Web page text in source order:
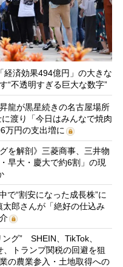
経済効果494億円」の大きな
“不透明すぎる巨大な数字”
龍が黒星続きの名古屋場所
渡り「今日はみんなで焼肉
円の支出増に
を解剖》三菱商事、三井物
早大・慶大で約6割」の現
で“割安になった成長株”に
郎さんが「絶好の仕込み
グ” SHEIN、TikTok、
トランプ関税の回避を狙
の農業参入・土地取得への